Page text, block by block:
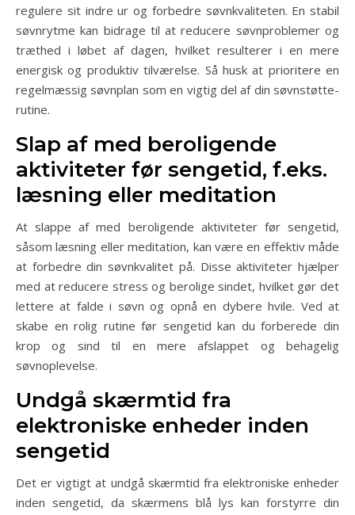
regulere sit indre ur og forbedre søvnkvaliteten. En stabil
søvnrytme kan bidrage til at reducere søvnproblemer og
træthed i løbet af dagen, hvilket resulterer i en mere
energisk og produktiv tilværelse. Så husk at prioritere en
regelmæssig søvnplan som en vigtig del af din søvnstøtte-
rutine.
Slap af med beroligende
aktiviteter før sengetid, f.eks.
læsning eller meditation
At slappe af med beroligende aktiviteter før sengetid,
såsom læsning eller meditation, kan være en effektiv måde
at forbedre din søvnkvalitet på. Disse aktiviteter hjælper
med at reducere stress og berolige sindet, hvilket gør det
lettere at falde i søvn og opnå en dybere hvile. Ved at
skabe en rolig rutine før sengetid kan du forberede din
krop og sind til en mere afslappet og behagelig
søvnoplevelse.
Undgå skærmtid fra
elektroniske enheder inden
sengetid
Det er vigtigt at undgå skærmtid fra elektroniske enheder
inden sengetid, da skærmens blå lys kan forstyrre din